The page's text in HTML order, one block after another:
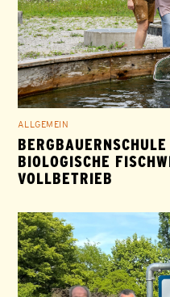
ALLGEMEIN
BIOLOGISCHE
VOLLBETRIEB